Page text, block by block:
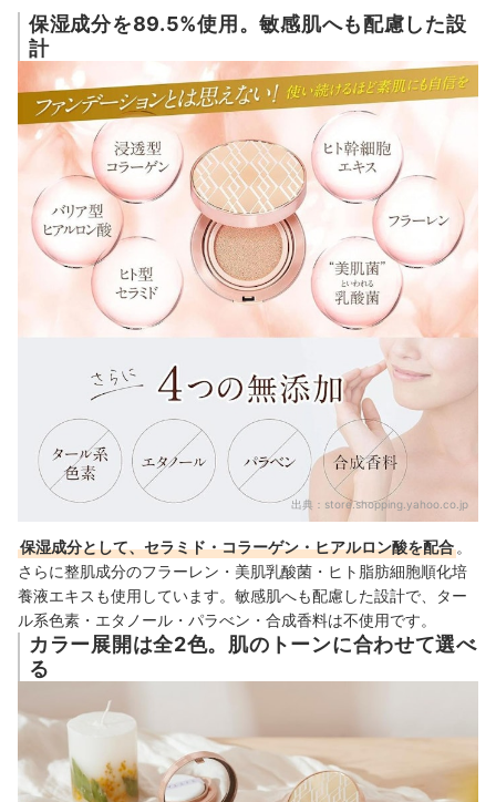
保湿成分を89.5%使用。敏感肌へも配慮した設
計
出典： store.shopping.yahoo.co.jp
保湿成分として、セラミド・コラーゲン・ヒアルロン酸を配合 。
さらに整肌成分のフラーレン・美肌乳酸菌・ヒト脂肪細胞順化培
養液エキスも使用しています。 敏感肌へも配慮した設計で、ター
ル系色素・エタノール・パラべン・合成香料は不使用です。
カラー展開は全2色。肌のトーンに合わせて選べ
る